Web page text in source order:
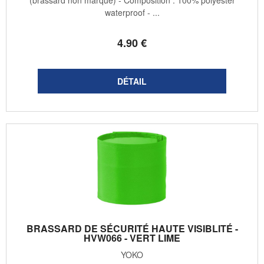
4.90€
waterproof - ...
BRASSARD DE SÉCURITÉ HAUTE VISIBLITÉ -
HVW066 - VERT LIME
YOKO